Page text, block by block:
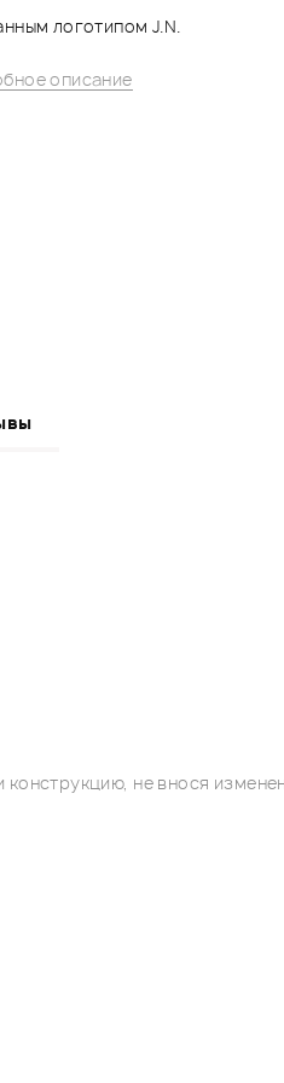
логотипом J.N.
описание
не внося